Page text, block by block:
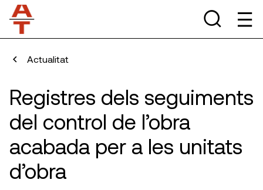
Actualitat
Registres dels seguiments
del control de l’obra
acabada per a les unitats
d’obra